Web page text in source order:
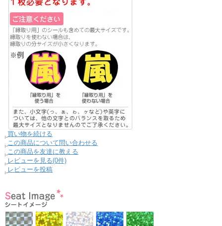
買い物を続ける
この商品について問い合わせる
この商品を友達に教える
レビューを見る(0件)
レビューを投稿